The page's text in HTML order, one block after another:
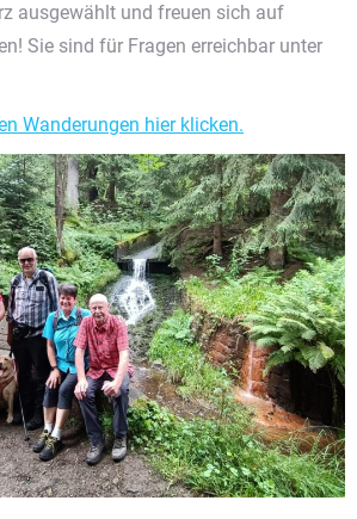
ausgewählt und freuen sich auf
Sie sind für Fragen erreichbar unter
Wanderungen hier klicken.